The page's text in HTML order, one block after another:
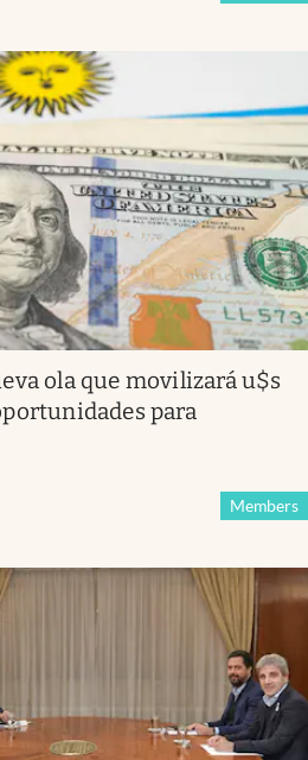
ola que movilizará u$s
para
Members